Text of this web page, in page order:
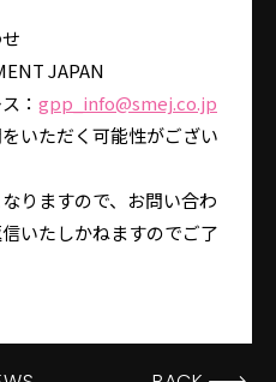
JAPAN
： gpp_info@smej.co.jp
いただく可能性がござい
りますので、お問い合わ
いたしかねますのでご了